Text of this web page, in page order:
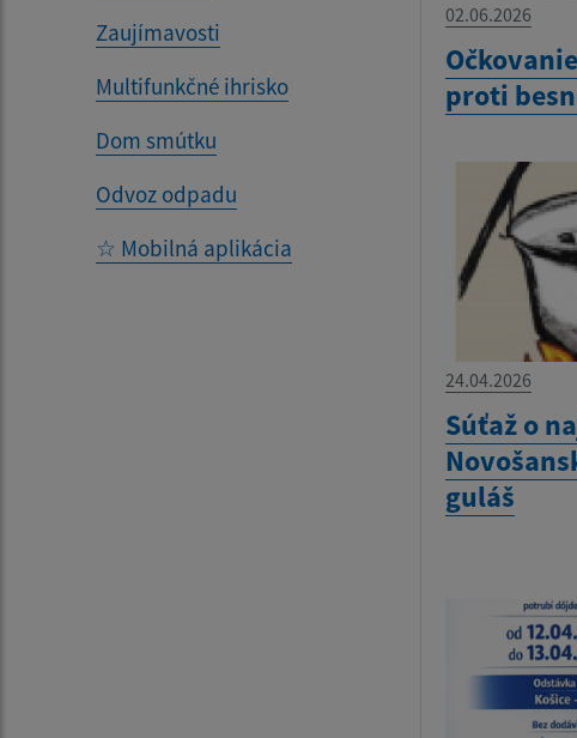
Zaujímavosti
Multifunkčné ihrisko
Dom smútku
Odvoz odpadu
☆ Mobilná aplikácia
02.06.2026
proti
24.04.2026
Súťaž o
guláš